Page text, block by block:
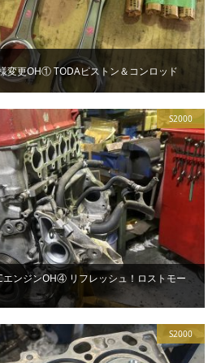
変更OH① TODAピストン＆コンロッド
エンジンOH④ リフレッシュ！ロストモー
S2000
S2000